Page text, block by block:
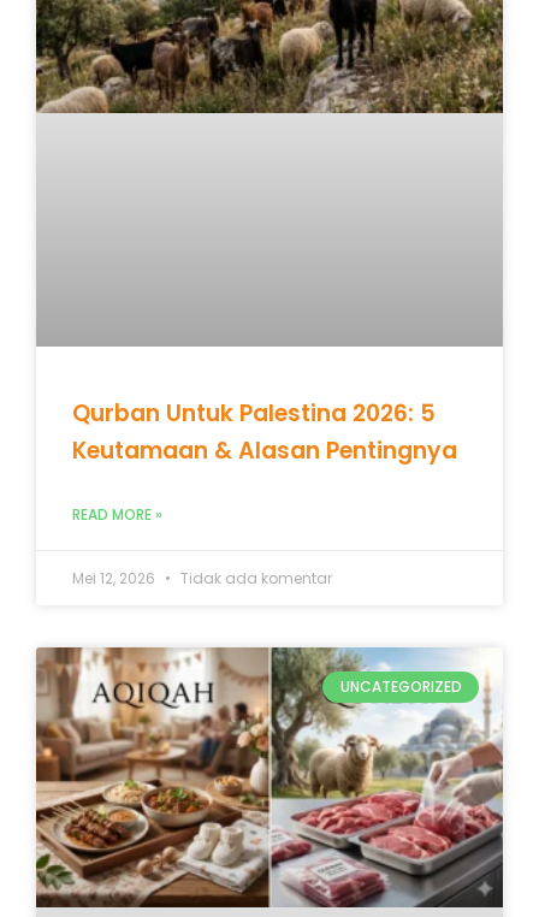
Qurban Untuk Palestina 2026: 5
Keutamaan & Alasan Pentingnya
READ MORE »
Mei 12, 2026 Tidak ada komentar
UNCATEGORIZED